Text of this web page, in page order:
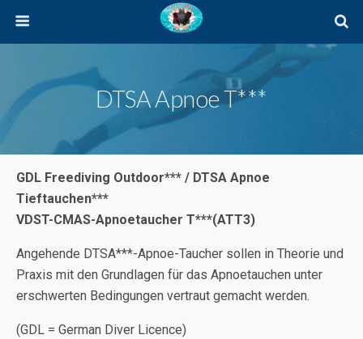
DTSA Apnoe T***
GDL Freediving Outdoor*** / DTSA Apnoe
Tieftauchen***
VDST-CMAS-Apnoetaucher T***(ATT3)
Angehende DTSA***-Apnoe-Taucher sollen in Theorie und
Praxis mit den Grundlagen für das Apnoetauchen unter
erschwerten Bedingungen vertraut gemacht werden.
(GDL = German Diver Licence)